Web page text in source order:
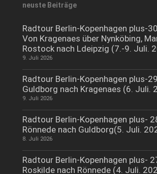
neuste Beiträge
Radtour Berlin-Kopenhagen plus-
Von Kragenaes über Nynköbing,
Rostock nach Ldeipzig (7.-9. Juli.
9. Juli 2026
Radtour Berlin-Kopenhagen plus-
Guldborg nach Kragenaes (6. Juli.
9. Juli 2026
Radtour Berlin-Kopenhagen plus-
Rönnede nach Guldborg(5. Juli.
8. Juli 2026
Radtour Berlin-Kopenhagen plus-
Roskilde nach Rönnede (4. Juli.